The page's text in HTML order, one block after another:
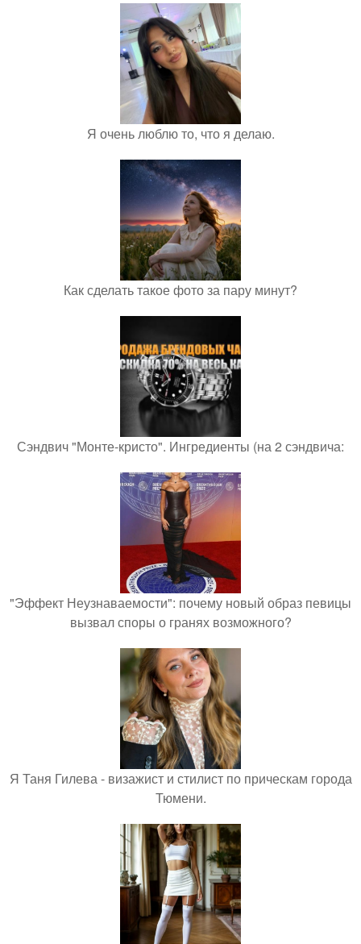
Я очень люблю то, что я делаю.
Как сделать такое фото за пару минут?
Сэндвич "Монте-кристо". Ингредиенты (на 2 сэндвича:
"Эффект Неузнаваемости": почему новый образ певицы
вызвал споры о гранях возможного?
Я Таня Гилева - визажист и стилист по прическам города
Тюмени.